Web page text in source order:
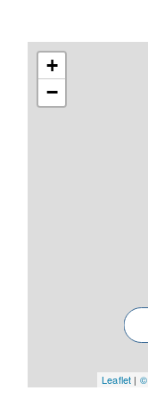
+
−
Leaflet | ©